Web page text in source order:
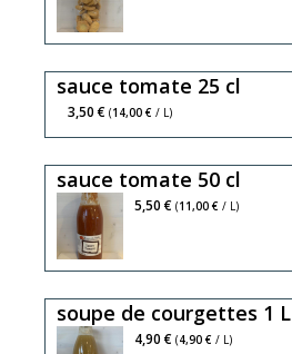
sauce tomate 25 cl
3,50 € (14,00 € / L)
sauce tomate 50 cl
5,50 € (11,00 € / L)
soupe de courgettes 1 L
4,90 € (4,90 € / L)